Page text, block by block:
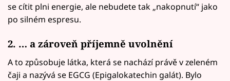
se cítit plni energie, ale nebudete tak „nakopnutí“ jako
po silném espresu.
2. … a zároveň příjemně uvolnění
A to způsobuje látka, která se nachází právě v zeleném
čaji a nazývá se EGCG (Epigalokatechin galát). Bylo